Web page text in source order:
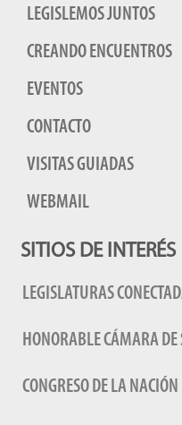
LEGISLEMOS JUNTOS
CREANDO ENCUENTROS
EVENTOS
CONTACTO
VISITAS GUIADAS
WEBMAIL
SITIOS DE INTERÉS
LEGISLATURAS
HONORABLE CÁMARA DE
CONGRESO DE LA NACIÓN